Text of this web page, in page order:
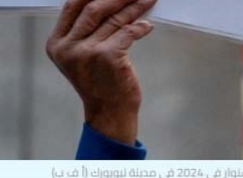
للمفاوضات ... أيّ نتائج حاسمة؟